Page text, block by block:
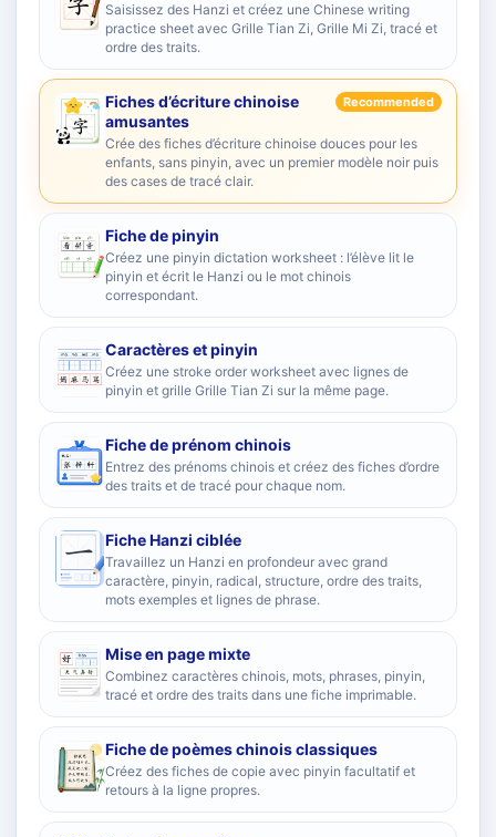
Saisissez des Hanzi et créez une Chinese writing
practice sheet avec Grille Tian Zi, Grille Mi Zi, tracé et
ordre des traits.
Fiches d’écriture chinoise
amusantes
Recommended
Crée des fiches d’écriture chinoise douces pour les
enfants, sans pinyin, avec un premier modèle noir puis
des cases de tracé clair.
Fiche de pinyin
Créez une pinyin dictation worksheet : l’élève lit le
pinyin et écrit le Hanzi ou le mot chinois
correspondant.
Caractères et pinyin
Créez une stroke order worksheet avec lignes de
pinyin et grille Grille Tian Zi sur la même page.
Fiche de prénom chinois
Entrez des prénoms chinois et créez des fiches d’ordre
des traits et de tracé pour chaque nom.
Fiche Hanzi ciblée
Travaillez un Hanzi en profondeur avec grand
caractère, pinyin, radical, structure, ordre des traits,
mots exemples et lignes de phrase.
Mise en page mixte
Combinez caractères chinois, mots, phrases, pinyin,
tracé et ordre des traits dans une fiche imprimable.
Fiche de poèmes chinois classiques
Créez des fiches de copie avec pinyin facultatif et
retours à la ligne propres.